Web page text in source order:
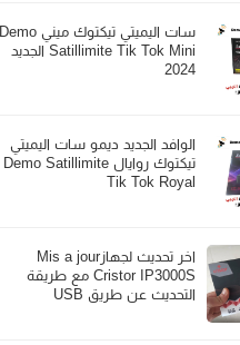
سات اليميتي تيكتوك ميني Demo
Satillimite Tik Tok Mini الجديد
2024
الوافد الجديد ديمو سات اليميتي
تيكتوك روايال Demo Satillimite
Tik Tok Royal
اخر تحديث لجهازMis a jour
Cristor IP3000S مع طريقة
التحديث عن طريق USB